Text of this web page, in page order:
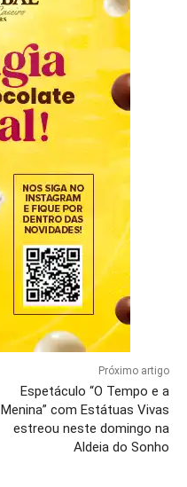
Próximo artigo
Espetáculo “O Tempo e a
Menina” com Estátuas Vivas
estreou neste domingo na
Aldeia do Sonho